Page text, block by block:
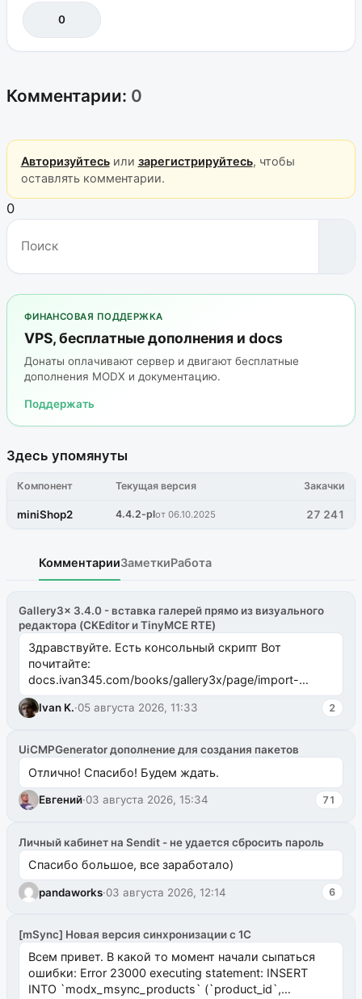
0
Комментарии: 0
Авторизуйтесьили зарегистрируйтесь, чтобы
оставлять комментарии.
0
ФИНАНСОВАЯ ПОДДЕРЖКА
VPS, бесплатные дополнения и docs
Донаты оплачивают сервер и двигают бесплатные
дополнения MODX и документацию.
Поддержать
Здесь упомянуты
Компонент Текущая версия Закачки
miniShop2 4.4.2-plот 06.10.2025 27 241
КомментарииЗаметкиРабота
Gallery3x 3.4.0 - вставка галерей прямо из визуального
редактора (CKEditor и TinyMCE RTE)
Здравствуйте. Есть консольный скрипт Вот
почитайте:
docs.ivan345.com/books/gallery3x/page/import-
ms2galleryphp
Ivan K.·05 августа 2026, 11:33 2
UiCMPGenerator дополнение для создания пакетов
Отлично! Спасибо! Будем ждать.
Евгений·03 августа 2026, 15:34 71
Личный кабинет на Sendit - не удается сбросить пароль
Спасибо большое, все заработало)
pandaworks·03 августа 2026, 12:14 6
[mSync] Новая версия синхронизации с 1С
Всем привет. В какой то момент начали сыпаться
ошибки: Error 23000 executing statement: INSERT
INTO `modx_msync_products` (`product_id`,